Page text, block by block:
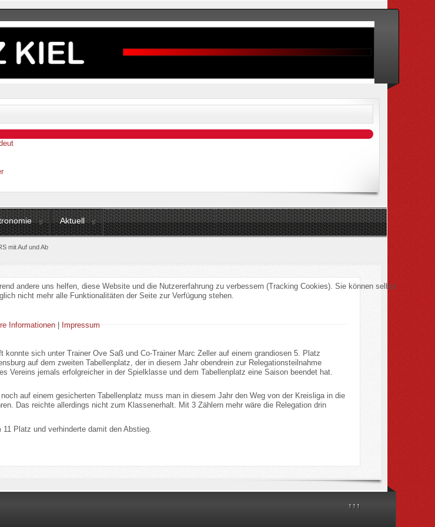
Aktuell
mit Auf und Ab
sich unter Trainer Ove Saß und Co-Trainer Marc Zeller auf einem grandiosen 5. Platz
auf dem zweiten Tabellenplatz, der in diesem Jahr obendrein zur Relegationsteilnahme
Vereins jemals erfolgreicher in der Spielklasse und dem Tabellenplatz eine Saison beendet hat.
auf einem gesicherten Tabellenplatz muss man in diesem Jahr den Weg von der Kreisliga in die
Das reichte allerdings nicht zum Klassenerhalt. Mit 3 Zählern mehr wäre die Relegation drin
Platz und verhinderte damit den Abstieg.
↑↑↑
andere uns helfen, diese Website und die Nutzererfahrung zu verbessern (Tracking Cookies). Sie können selbst
nicht mehr alle Funktionalitäten der Seite zur Verfügung stehen.
Informationen| Impressum